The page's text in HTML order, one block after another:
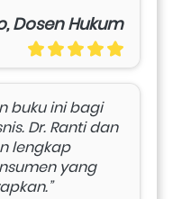
Dosen Hukum
buku ini bagi
Dr. Ranti dan
lengkap
yang